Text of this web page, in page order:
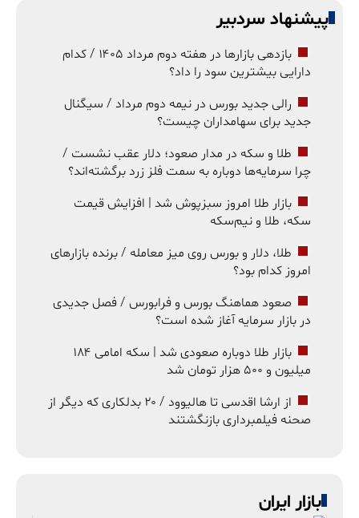
پیشنهاد سردبیر
بازدهی بازارها در هفته دوم مرداد ۱۴۰۵ / کدام
دارایی بیشترین سود را داد؟
رالی جدید بورس در نیمه دوم مرداد / سیگنال
جدید برای سهامداران چیست؟
طلا و سکه در مدار صعود؛ دلار عقب نشست /
چرا سرمایه‌ها دوباره به سمت فلز زرد برگشته‌اند؟
بازار طلا امروز سبزپوش شد | افزایش قیمت
سکه، طلا و نیم‌سکه
طلا، دلار و بورس روی میز معامله / برنده بازارهای
امروز کدام بود؟
صعود هماهنگ بورس و فرابورس / فصل جدیدی
در بازار سرمایه آغاز شده است؟
بازار طلا دوباره صعودی شد | سکه امامی ۱۸۴
میلیون و ۵۰۰ هزار تومان شد
از ارشا اقدسی تا هالیوود / ۲۰ بدلکاری که دیگر از
صحنه فیلمبرداری بازنگشتند
بازار ایران